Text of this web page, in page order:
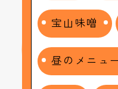
宝山味噌
昼のメニュ